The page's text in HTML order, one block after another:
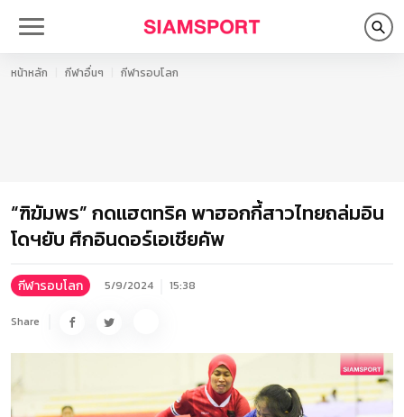
หน้าหลัก กีฬาอื่นๆ กีฬารอบโลก
“ฑิฆัมพร” กดแฮตทริค พาฮอกกี้สาวไทยถล่มอิน
โดฯยับ ศึกอินดอร์เอเชียคัพ
กีฬารอบโลก 5/9/2024 15:38
Share